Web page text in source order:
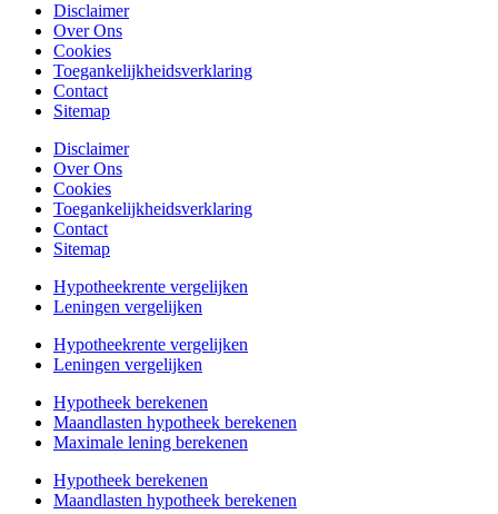
Disclaimer
Over Ons
Cookies
Toegankelijkheidsverklaring
Contact
Sitemap
Disclaimer
Over Ons
Cookies
Toegankelijkheidsverklaring
Contact
Sitemap
Hypotheekrente vergelijken
Leningen vergelijken
Hypotheekrente vergelijken
Leningen vergelijken
Hypotheek berekenen
Maandlasten hypotheek berekenen
Maximale lening berekenen
Hypotheek berekenen
Maandlasten hypotheek berekenen